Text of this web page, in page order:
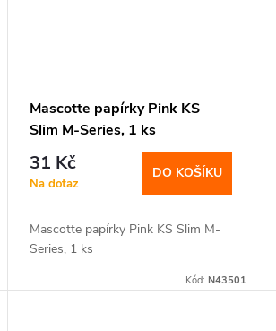
Mascotte papírky Pink KS
Slim M-Series, 1 ks
31 Kč
Na dotaz
DO KOŠÍKU
Mascotte papírky Pink KS Slim M-
Series, 1 ks
Kód: N43501